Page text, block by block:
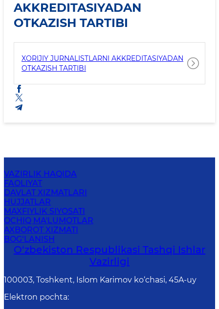
AKKREDITASIYADAN
O`TKAZISH TARTIBI
XORIJIY JURNALISTLARNI AKKREDITASIYADAN
O`TKAZISH TARTIBI
VAZIRLIK HAQIDA
FAOLIYAT
DAVLAT XIZMATLARI
HUJJATLAR
MAXFIYLIK SIYOSATI
OCHIQ MA'LUMOTLAR
AXBOROT XIZMATI
BOG‘LANISH
O‘zbеkistоn Rеspublikаsi Tashqi Ishlаr
Vаzirligi
100003, Toshkent, Islom Karimov ko‘chasi, 45A-uy
Elektron pochta: